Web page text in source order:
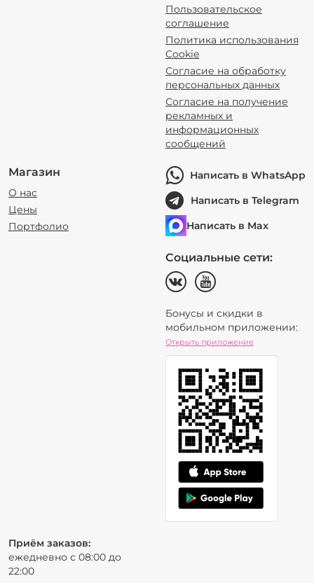
Пользовательское
соглашение
Политика использования
Cookie
Согласие на обработку
персональных данных
Согласие на получение
рекламных и
информационных
сообщений
Магазин
О нас
Цены
Портфолио
Написать в WhatsApp
Написать в Telegram
Написать в Max
Социальные сети:
Бонусы и скидки в
мобильном приложении:
Открыть приложение
Приём заказов:
ежедневно с 08:00 до
22:00